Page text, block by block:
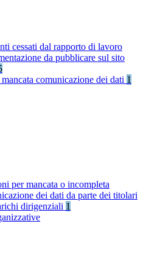
cessati dal rapporto di lavoro
da pubblicare sul sito
comunicazione dei dati 1
per mancata o incompleta
dei dati da parte dei titolari
dirigenziali 1